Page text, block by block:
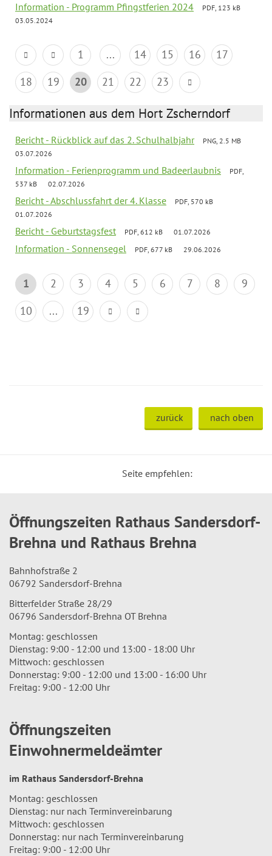
Information - Programm Pfingstferien 2024
PDF, 123 kB
03.05.2024
1 ... 14 15 16
17
18
19 20 21 22 23
Informationen aus dem Hort Zscherndorf
Bericht - Rückblick auf das 2. Schulhalbjahr
PNG, 2.5 MB
03.07.2026
Information - Ferienprogramm und Badeerlaubnis
PDF,
537 kB
02.07.2026
Bericht - Abschlussfahrt der 4. Klasse
PDF, 570 kB
01.07.2026
Bericht - Geburtstagsfest PDF, 612 kB 01.07.2026
Information - Sonnensegel PDF, 677 kB 29.06.2026
1 2 3 4 5 6 7 8
9
10
... 19
zurück nach oben
Seite empfehlen:
Öffnungszeiten Rathaus Sandersdorf-
Brehna und Rathaus Brehna
Bahnhofstraße 2
06792 Sandersdorf-Brehna
Bitterfelder Straße 28/29
06796 Sandersdorf-Brehna OT Brehna
Montag: geschlossen
Dienstag: 9:00 - 12:00 und 13:00 - 18:00 Uhr
Mittwoch: geschlossen
Donnerstag: 9:00 - 12:00 und 13:00 - 16:00 Uhr
Freitag: 9:00 - 12:00 Uhr
Öffnungszeiten
Einwohnermeldeämter
im Rathaus Sandersdorf-Brehna
Montag: geschlossen
Dienstag: nur nach Terminvereinbarung
Mittwoch: geschlossen
Donnerstag: nur nach Terminvereinbarung
Freitag: 9:00 - 12:00 Uhr